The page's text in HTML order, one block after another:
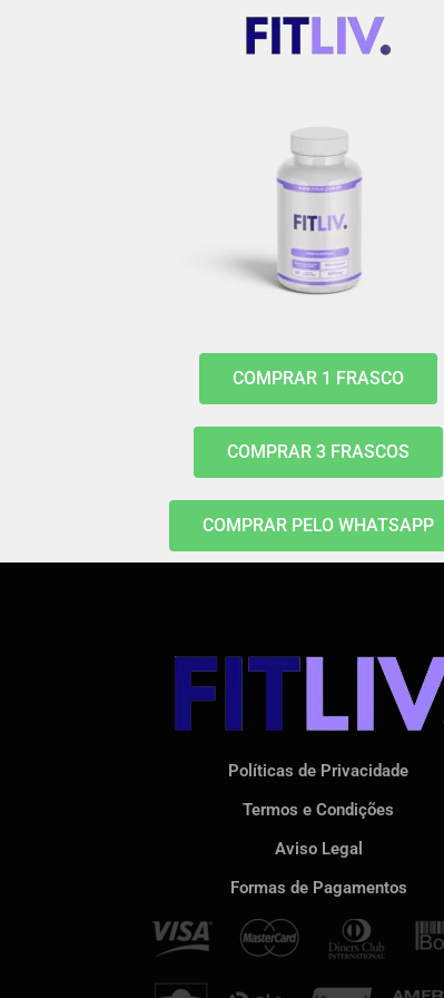
COMPRAR 1 FRASCO
COMPRAR 3 FRASCOS
COMPRAR PELO WHATSAPP
Políticas de Privacidade
Termos e Condições
Aviso Legal
Formas de Pagamentos